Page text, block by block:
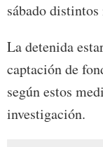
sábado
La detenida
captación de
según estos
investigación.